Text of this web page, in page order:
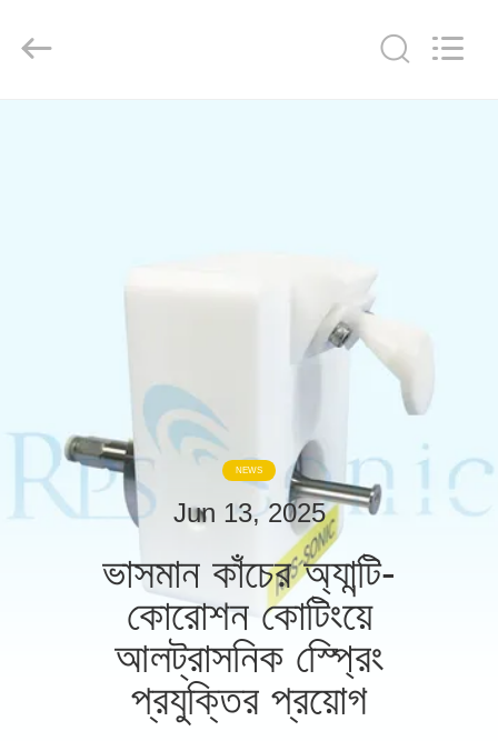
মান
নিয়ন্ত্রণ
NEWS
Jun 13, 2025
ভাসমান কাঁচের অ্যান্টি-
কোরোশন কোটিংয়ে
আলট্রাসনিক স্প্রেিং
প্রযুক্তির প্রয়োগ